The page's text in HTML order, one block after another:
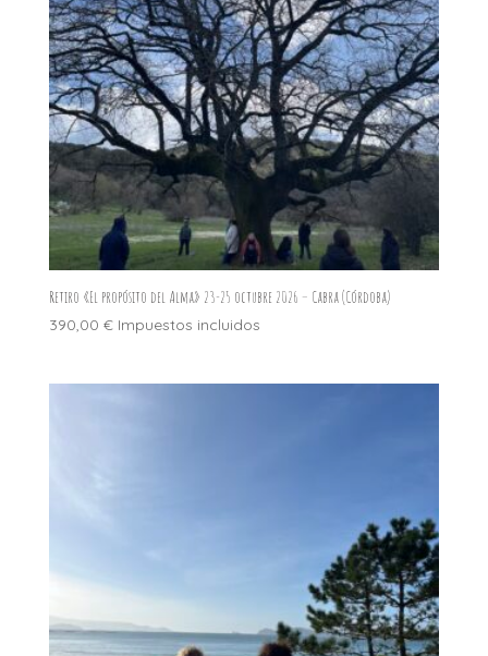
Retiro «El propósito del Alma» 23-25 octubre 2026 – Cabra (Córdoba)
390,00 € Impuestos incluidos